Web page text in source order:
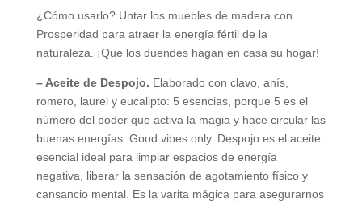
¿Cómo usarlo? Untar los muebles de madera con
Prosperidad para atraer la energía fértil de la
naturaleza. ¡Que los duendes hagan en casa su hogar!
– Aceite de Despojo. Elaborado con clavo, anís,
romero, laurel y eucalipto: 5 esencias, porque 5 es el
número del poder que activa la magia y hace circular las
buenas energías. Good vibes only. Despojo es el aceite
esencial ideal para limpiar espacios de energía
negativa, liberar la sensación de agotamiento físico y
cansancio mental. Es la varita mágica para asegurarnos